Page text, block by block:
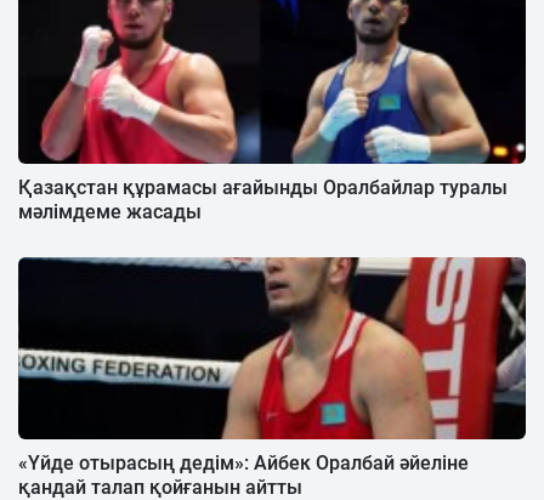
Қазақстан құрамасы ағайынды Оралбайлар туралы
мәлімдеме жасады
«Үйде отырасың дедім»: Айбек Оралбай әйеліне
қандай талап қойғанын айтты